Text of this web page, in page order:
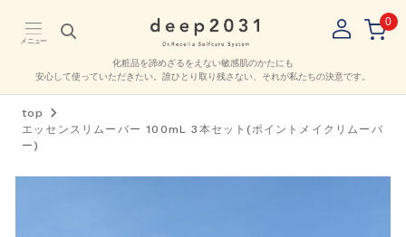
メニュー
0
化粧品を諦めざるをえない敏感肌のかたにも
安心して使っていただきたい。 誰ひとり取り残さない、それが私たちの決意です。
top
エッセンスリムーバー 100mL 3本セット(ポイントメイクリムーバ
ー)